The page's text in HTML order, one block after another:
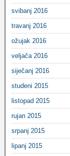
svibanj 2016
travanj 2016
ožujak 2016
veljača 2016
siječanj 2016
studeni 2015
listopad 2015
rujan 2015
srpanj 2015
lipanj 2015